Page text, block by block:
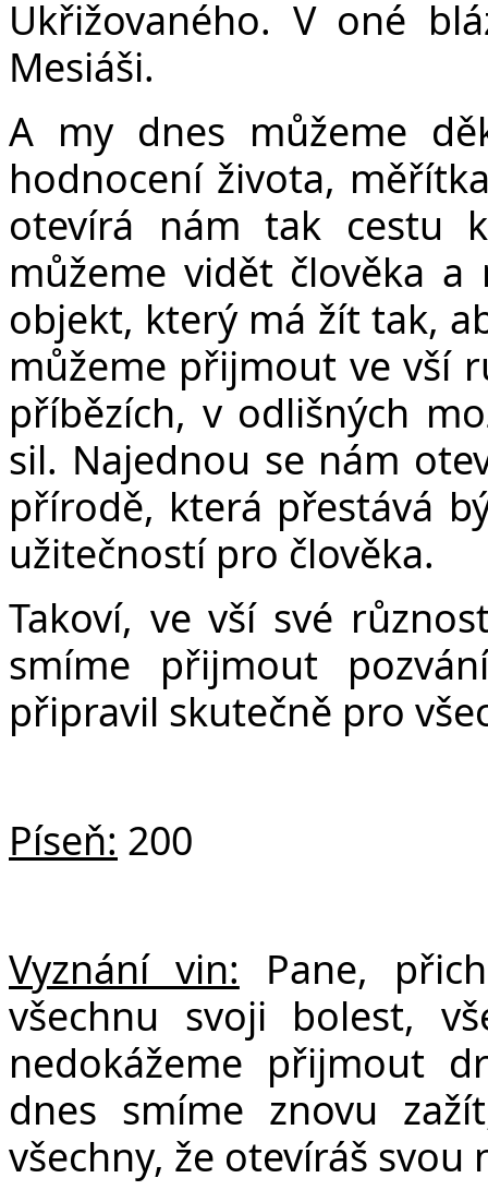
Ukřižovaného. V oné
Mesiáši.
A my dnes můžeme
hodnocení života,
otevírá nám tak cestu
můžeme vidět člověka
objekt, který má žít tak,
můžeme přijmout ve vší
příbězích, v odlišných
sil. Najednou se nám
přírodě, která přestává
užitečností pro člověka.
Takoví, ve vší své
smíme přijmout
připravil skutečně pro
Píseň: 200
Vyznání vin: Pane,
všechnu svoji bolest,
nedokážeme přijmout
dnes smíme znovu
všechny, že otevíráš